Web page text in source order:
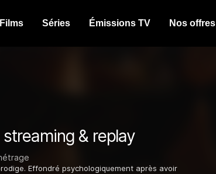
Films Séries Émissions TV Nos offres
& replay
Effondré psychologiquement après avoir